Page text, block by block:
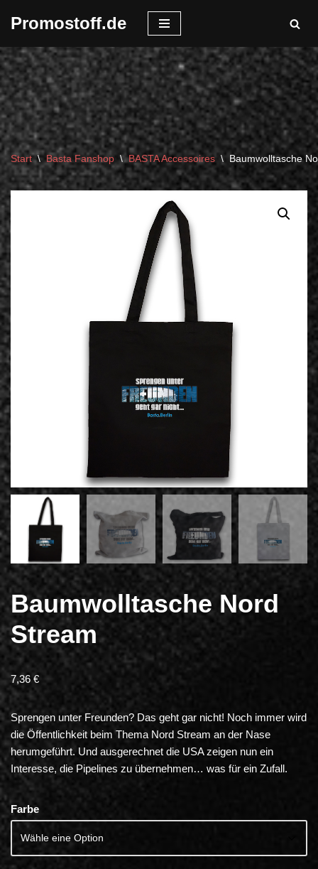
Inhalt
springen
Promostoff.de
Start \ Basta Fanshop \ BASTA Accessoires \ Baumwolltasche
Baumwolltasche Nord
Stream
7,36€
Sprengen unter Freunden? Das geht gar nicht! Noch immer wird
die Öffentlichkeit beim Thema Nord Stream an der Nase
herumgeführt. Und ausgerechnet die USA zeigen nun ein
Interesse, die Pipelines zu übernehmen… was für ein Zufall.
Farbe